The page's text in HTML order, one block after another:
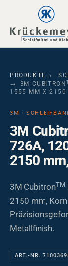
Skip to main
Skip to main
Skip to page footer
PRODUKTE
3M CUBITRON
1555 MM X 2150
3M ·
3M
726A,
2150
3M CubitronTM
2150 mm,
Metallfinish.
ART.-NR.